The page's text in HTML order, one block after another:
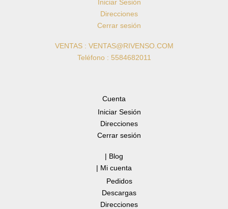
Iniciar Sesión
Direcciones
Cerrar sesión
VENTAS : VENTAS@RIVENSO.COM
Teléfono : 5584682011
Cuenta
Iniciar Sesión
Direcciones
Cerrar sesión
| Blog
| Mi cuenta
Pedidos
Descargas
Direcciones